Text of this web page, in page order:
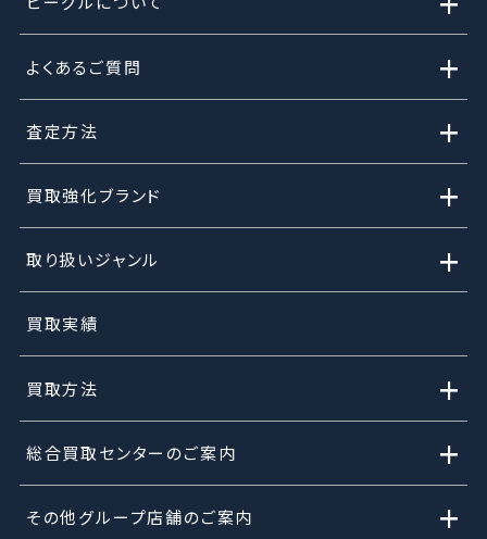
よくあるご質問 +
査定方法 +
買取強化ブランド +
取り扱いジャンル +
買取実績
買取方法 +
総合買取センターのご案内 +
その他グループ店舗のご案内 +